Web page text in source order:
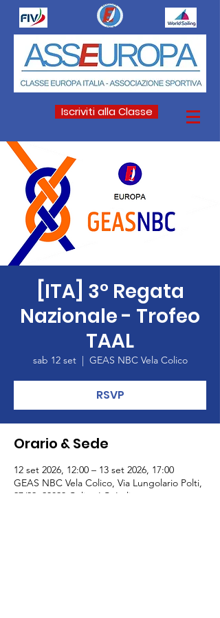
Iscriviti alla Classe
[ITA] 3° Regata
Nazionale - Trofeo
TAAL
sab 12 set
  |
GEAS NBC Vela Colico
RSVP
Orario & Sede
12 set 2026, 12:00 – 13 set 2026, 17:00
GEAS NBC Vela Colico, Via Lungolario Polti,
27/29, 23823 Colico LC, Italia